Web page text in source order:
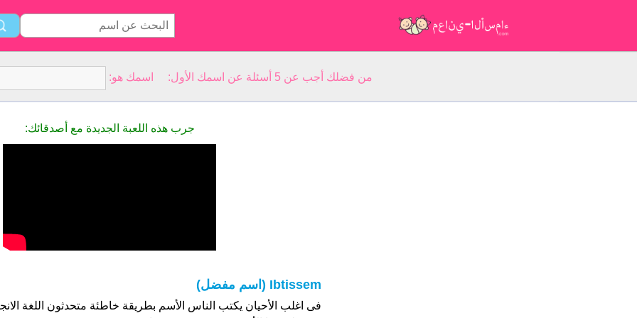
من فضلك أجب عن 5 أسئلة عن اسمك الأول: اسمك هو:
جرب هذه اللعبة الجديدة مع أصدقائك:
Ibtissem (اسم مفضل)
فى اغلب الأحيان يكتب الناس الأسم بطريقة خاطئة متحدثون اللغة